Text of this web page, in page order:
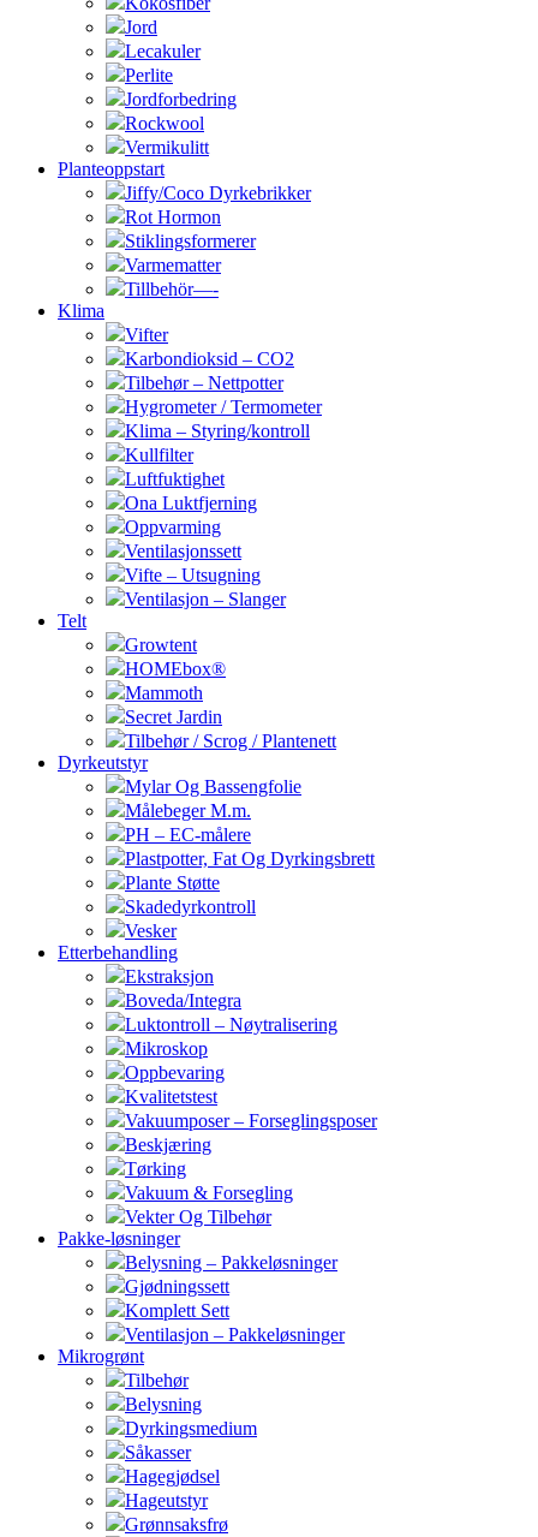
Jord
Lecakuler
Perlite
Jordforbedring
Rockwool
Vermikulitt
Planteoppstart
Jiffy/Coco Dyrkebrikker
Rot Hormon
Stiklingsformerer
Varmematter
Tillbehör—-
Klima
Vifter
Karbondioksid – CO2
Tilbehør – Nettpotter
Hygrometer / Termometer
Klima – Styring/kontroll
Kullfilter
Luftfuktighet
Ona Luktfjerning
Oppvarming
Ventilasjonssett
Vifte – Utsugning
Ventilasjon – Slanger
Telt
Growtent
HOMEbox®
Mammoth
Secret Jardin
Tilbehør / Scrog / Plantenett
Dyrkeutstyr
Mylar Og Bassengfolie
Målebeger M.m.
PH – EC-målere
Plastpotter, Fat Og Dyrkingsbrett
Plante Støtte
Skadedyrkontroll
Vesker
Etterbehandling
Ekstraksjon
Boveda/Integra
Luktontroll – Nøytralisering
Mikroskop
Oppbevaring
Kvalitetstest
Vakuumposer – Forseglingsposer
Beskjæring
Tørking
Vakuum & Forsegling
Vekter Og Tilbehør
Pakke-løsninger
Belysning – Pakkeløsninger
Gjødningssett
Komplett Sett
Ventilasjon – Pakkeløsninger
Mikrogrønt
Tilbehør
Belysning
Dyrkingsmedium
Såkasser
Hagegjødsel
Hageutstyr
Grønnsaksfrø